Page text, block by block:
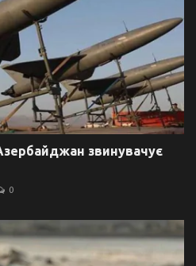
звинувачує
0